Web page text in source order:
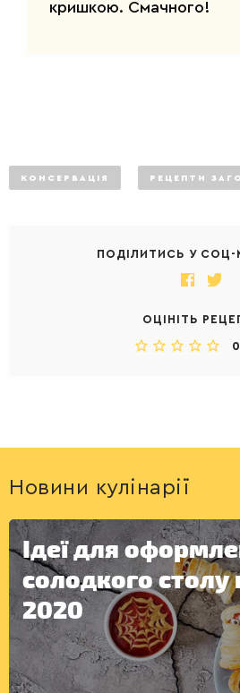
кришкою. Смачного!
КОНСЕРВАЦІЯ РЕЦЕПТИ
ПОДІЛИТИСЬ У
ОЦІНІТЬ
0
Новини кулінарії
Ідеї для
солодкого столу
2020